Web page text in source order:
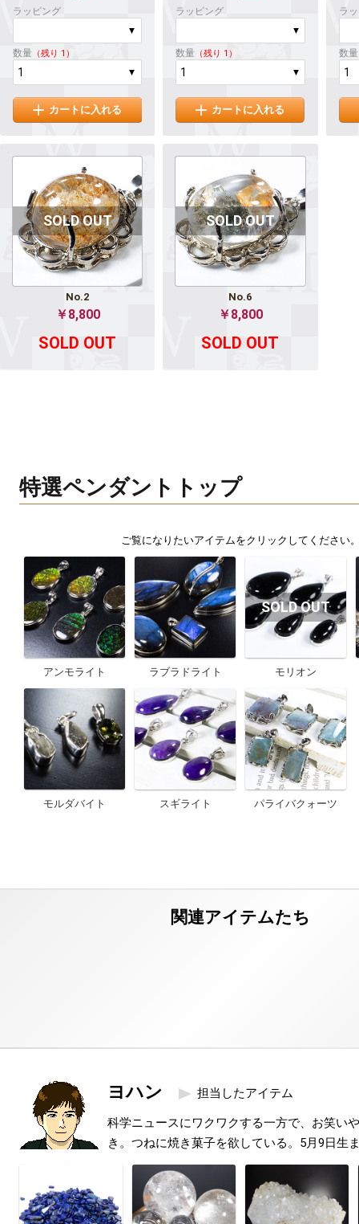
ラッピング
数量 （残り 1）
カートに入れる
ラッピング
数量 （残り 1）
カートに入れる
ラ
数量
No.2
￥8,800
SOLD OUT
No.6
￥8,800
SOLD OUT
特選ペンダントトップ
アンモライト ラブラドライト モリオン
モルダバイト スギライト パライバクォーツ
ヨハン 担当したアイテム
科学ニュースにワクワクする一方で、お笑い
き。つねに焼き菓子を欲している。5月9日生